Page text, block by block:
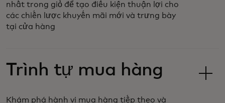
nhất trong giỏ để tạo điều kiện thuận lợi cho
các chiến lược khuyến mãi mới và trưng bày
tại cửa hàng
Trình tự mua hàng
Khám phá hành vi mua hàng tiếp theo và